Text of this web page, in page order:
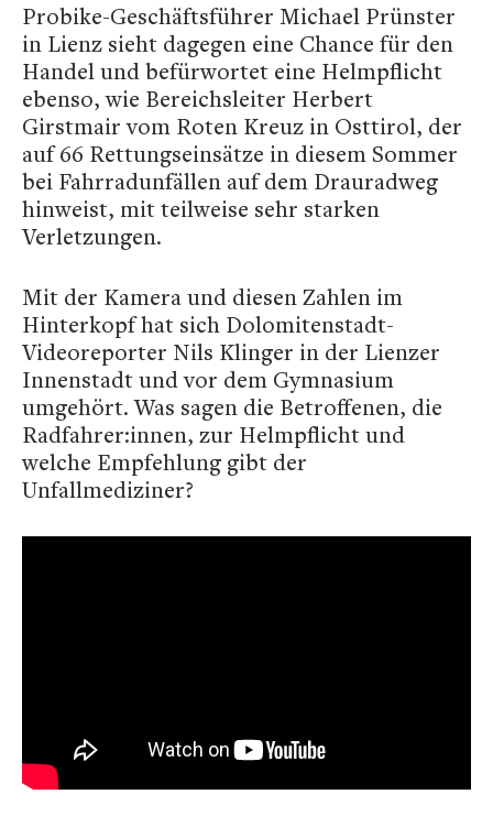
Probike-Geschäftsführer Michael Prünster
in Lienz sieht dagegen eine Chance für den
Handel und befürwortet eine Helmpflicht
ebenso, wie Bereichsleiter Herbert
Girstmair vom Roten Kreuz in Osttirol, der
auf 66 Rettungseinsätze in diesem Sommer
bei Fahrradunfällen auf dem Drauradweg
hinweist, mit teilweise sehr starken
Verletzungen.
Mit der Kamera und diesen Zahlen im
Hinterkopf hat sich Dolomitenstadt-
Videoreporter Nils Klinger in der Lienzer
Innenstadt und vor dem Gymnasium
umgehört. Was sagen die Betroffenen, die
Radfahrer:innen, zur Helmpflicht und
welche Empfehlung gibt der
Unfallmediziner?